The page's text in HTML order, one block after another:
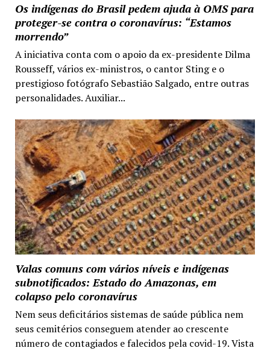
Os indígenas do Brasil pedem ajuda à OMS para
proteger-se contra o coronavírus: “Estamos
morrendo”
A iniciativa conta com o apoio da ex-presidente Dilma
Rousseff, vários ex-ministros, o cantor Sting e o
prestigioso fotógrafo Sebastião Salgado, entre outras
personalidades. Auxiliar...
Valas comuns com vários níveis e indígenas
subnotificados: Estado do Amazonas, em
colapso pelo coronavírus
Nem seus deficitários sistemas de saúde pública nem
seus cemitérios conseguem atender ao crescente
número de contagiados e falecidos pela covid-19. Vista